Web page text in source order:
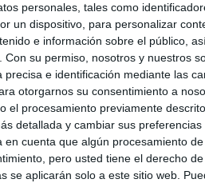
personales, tales como
un dispositivo, para personalizar
e información sobre el público,
su permiso, nosotros y nuestros
e identificación mediante las
otorgarnos su consentimiento a
el procesamiento previamente
detallada y cambiar sus
en cuenta que algún procesamiento
pero usted tiene el derecho
se aplicarán solo a este sitio web.